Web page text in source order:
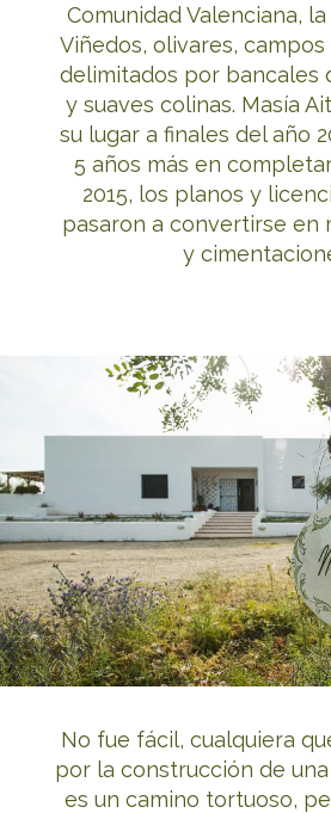
Comunidad Valenciana,
Viñedos, olivares,
delimitados por bancales
y suaves colinas. Masía
su lugar a finales del año
5 años más en
2015, los planos y
pasaron a convertirse en
y
No fue fácil, cualquiera
por la construcción de
es un camino tortuoso,